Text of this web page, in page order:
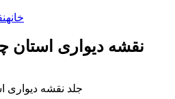
خانه
نقشه دیواری استان